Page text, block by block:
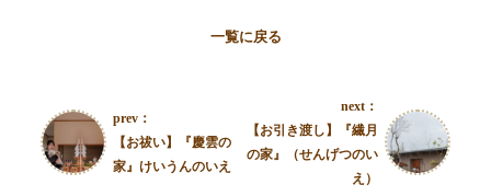
一覧に戻る
prev：
【お祓い】『慶雲の
家』けいうんのいえ
next：
【お引き渡し】『繊月
の家』（せんげつのい
え）